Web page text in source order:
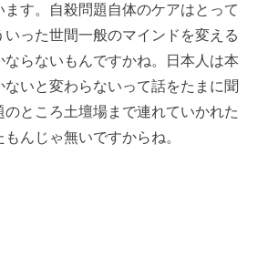
ます。自殺問題自体のケアはとって
いった世間一般のマインドを変える
ならないもんですかね。日本人は本
いと変わらないって話をたまに聞
のところ土壇場まで連れていかれた
んじゃ無いですからね。